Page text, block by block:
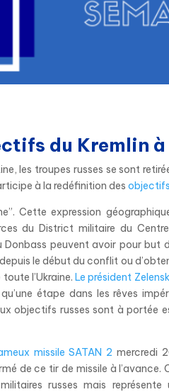
du Kremlin
les troupes russes se sont
à la redéfinition des
Cette expression
du District militaire du
peuvent avoir pour but
le début du conflit ou
l’Ukraine. Le président
étape dans les rêves
objectifs russes sont à portée
missile SATAN 2mercredi
de ce tir de missile à l’avance.
russes mais représente